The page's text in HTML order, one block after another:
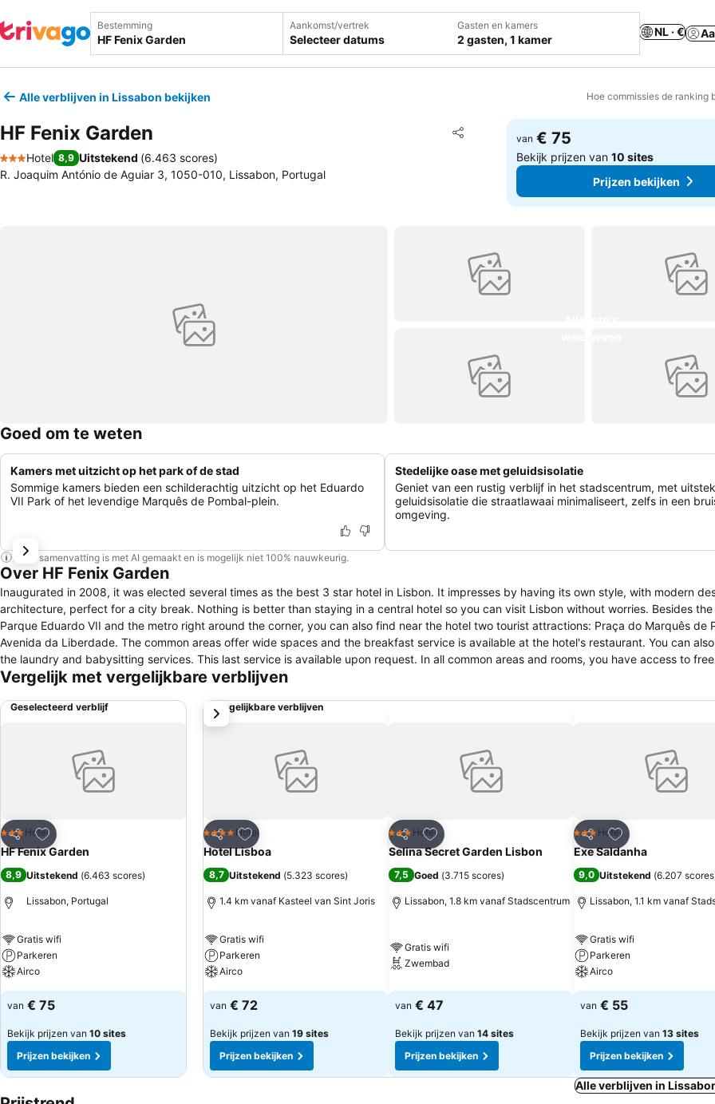
Bestemming Aankomst/vertrek
Selecteer datums
Gasten en kamers
2 gasten, 1 kamer
NL · €
Alle verblijven in Lissabon bekijken Hoe commissies de ranking
HF Fenix Garden Delen
Toevoegen aan favorieten
3 Sterren
Hotel 8,9 Uitstekend (6.463 scores)
R. Joaquim António de Aguiar 3, 1050-010, Lissabon, Portugal
van € 75
Bekijk prijzen van10 sites
Prijzen bekijken
Goed om te weten
Kamers met uitzicht op het park of de stad
Sommige kamers bieden een schilderachtig uitzicht op het Eduardo
VII Park of het levendige Marquês de Pombal-plein.
Stedelijke oase met geluidsisolatie
Geniet van een rustig verblijf in het stadscentrum, met
geluidsisolatie die straatlawaai minimaliseert, zelfs in een
omgeving.
Deze samenvatting is met AI gemaakt en is mogelijk niet 100% nauwkeurig.
Over HF Fenix Garden
Inaugurated in 2008, it was elected several times as the best 3 star hotel in Lisbon. It impresses by having its own style, with modern
architecture, perfect for a city break. Nothing is better than staying in a central hotel so you can visit Lisbon without worries. Besides the views over
Parque Eduardo VII and the metro right around the corner, you can also find near the hotel two tourist attractions: Praça do Marquês de
Avenida da Liberdade. The common areas offer wide spaces and the breakfast service is available at the hotel's restaurant. You can also benefit from
the laundry and babysitting services. This last service is available upon request. In all common areas and rooms, you have access to free Wi-Fi
Internet. Parking is available for a daily rate.
Vergelijk met vergelijkbare verblijven
Geselecteerd verblijf
Delen
Toevoegen aan favorieten
3 Sterren
Hotel
HF Fenix Garden
8,9 Uitstekend (6.463 scores)
Lissabon, Portugal
Gratis wifi
Parkeren
Airco
van € 75
Bekijk prijzen van 10 sites
Prijzen bekijken
Vergelijkbare verblijven
Delen
Toevoegen aan favorieten
4 SterrenHotel
Hotel Lisboa
8,7 Uitstekend (5.323 scores)
1.4 km vanaf Kasteel van Sint Joris
Gratis wifi
Parkeren
Airco
van € 72
Bekijk prijzen van 19 sites
Prijzen bekijken
Delen
Toevoegen aan favorieten
3 Sterren
Hotel
Selina Secret Garden Lisbon
7,5 Goed (3.715 scores)
Lissabon, 1.8 km vanaf Stadscentrum
Gratis wifi
Zwembad
van € 47
Bekijk prijzen van 14 sites
Prijzen bekijken
Delen
Toevoegen aan
3 Sterren
Hotel
Exe Saldanha
9,0 Uitstekend (6.207 scores
Lissabon, 1.1 km vanaf
Gratis wifi
Parkeren
Airco
van € 55
Bekijk prijzen van 13 sites
Prijzen bekijken
volgende
Alle verblijven in